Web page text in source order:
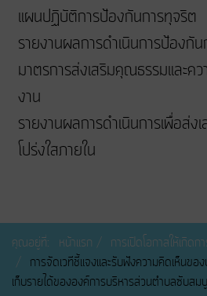
แผนปฏิบัติการป้องกันการทุจริต
รายงานผลการดำเนินการป้องกั
มาตรการส่งเสริมคุณธรรมและค
งาน
รายงานผลการดำเนินการเพื่อส่
โปร่งใสภายใน
คุณอยู่ที่: หน้าแรก
การเปิดโอกาสให้เกิด
การจัดเวทีชี้เเจงเเละรับฟังความคิดเห็นข
เก็บรายได้ขององค์การบริหารส่วนตำบลซั